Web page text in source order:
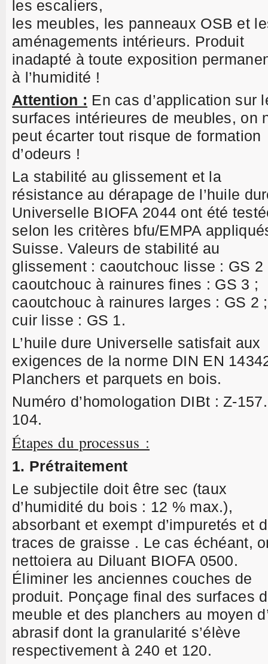
les escaliers,
les meubles, les panneaux OSB et
aménagements intérieurs. Produit
inadapté à toute exposition
à l’humidité !
Attention : En cas d’application sur
surfaces intérieures de meubles, on
peut écarter tout risque de formation
d’odeurs !
La stabilité au glissement et la
résistance au dérapage de l’huile
Universelle BIOFA 2044 ont été
selon les critères bfu/EMPA
Suisse. Valeurs de stabilité au
glissement : caoutchouc lisse : GS 2
caoutchouc à rainures fines : GS 3 ;
caoutchouc à rainures larges : GS 2 ;
cuir lisse : GS 1.
L’huile dure Universelle satisfait aux
exigences de la norme DIN EN
Planchers et parquets en bois.
Numéro d’homologation DIBt : Z-
104.
Étapes du processus :
1. Prétraitement
Le subjectile doit être sec (taux
d’humidité du bois : 12 % max.),
absorbant et exempt d’impuretés et
traces de graisse . Le cas échéant,
nettoiera au Diluant BIOFA 0500.
Éliminer les anciennes couches de
produit. Ponçage final des surfaces
meuble et des planchers au moyen
abrasif dont la granularité s’élève
respectivement à 240 et 120.